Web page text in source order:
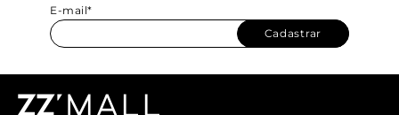
E-mail*
Cadastrar